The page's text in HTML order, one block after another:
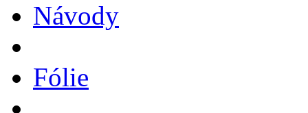
Návody
Fólie